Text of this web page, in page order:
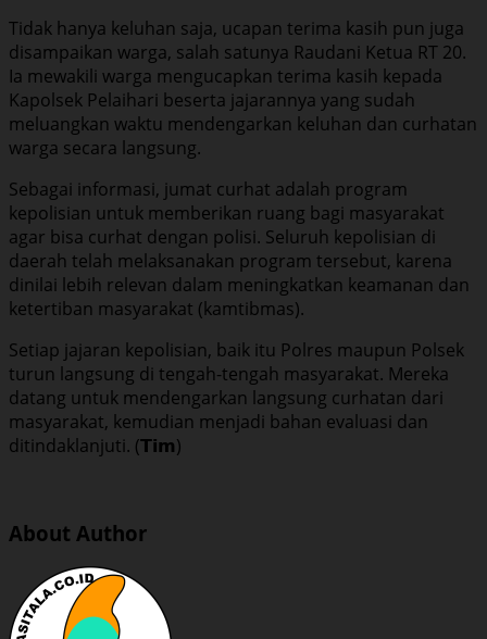
Tidak hanya keluhan saja, ucapan terima kasih pun juga
disampaikan warga, salah satunya Raudani Ketua RT 20.
Ia mewakili warga mengucapkan terima kasih kepada
Kapolsek Pelaihari beserta jajarannya yang sudah
meluangkan waktu mendengarkan keluhan dan curhatan
warga secara langsung.
Sebagai informasi, jumat curhat adalah program
kepolisian untuk memberikan ruang bagi masyarakat
agar bisa curhat dengan polisi. Seluruh kepolisian di
daerah telah melaksanakan program tersebut, karena
dinilai lebih relevan dalam meningkatkan keamanan dan
ketertiban masyarakat (kamtibmas).
Setiap jajaran kepolisian, baik itu Polres maupun Polsek
turun langsung di tengah-tengah masyarakat. Mereka
datang untuk mendengarkan langsung curhatan dari
masyarakat, kemudian menjadi bahan evaluasi dan
ditindaklanjuti. (𝗧𝗶𝗺)
About Author